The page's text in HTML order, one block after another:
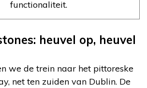
functionaliteit.
heuvel op, heuvel
we de trein naar het pittoreske
net ten zuiden van Dublin. De